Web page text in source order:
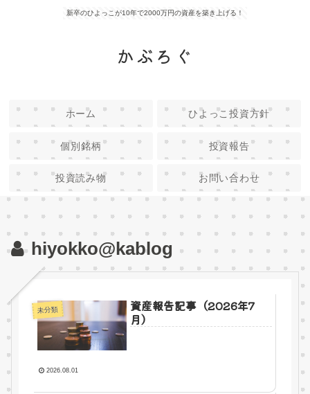
新卒のひよっこが10年で2000万円の資産を築き上げる！
かぶろぐ
ホーム ひよっこ投資方針
個別銘柄 投資報告
投資読み物 お問い合わせ
hiyokko@kablog
未分類
資産報告記事（2026年7
月）
2026.08.01